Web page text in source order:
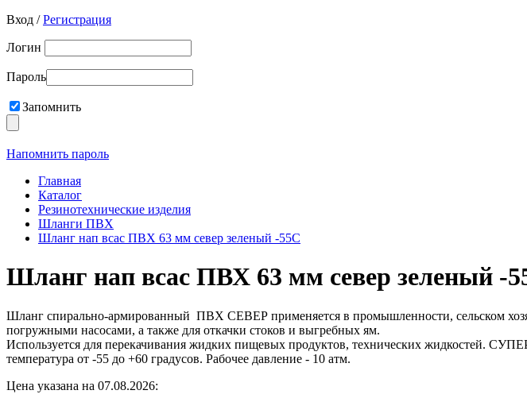
Вход /Регистрация
Логин
Пароль
Запомнить
Напомнить пароль
Главная
Каталог
Резинотехнические изделия
Шланги ПВХ
Шланг нап всас ПВХ 63 мм север зеленый -55С
Шланг нап всас ПВХ 63 мм север зеленый -
Шланг спирально-армированный ПВХ СЕВЕР применяется в промышленности, сельском
погружными насосами, а также для откачки стоков и выгребных ям.
Используется для перекачивания жидких пищевых продуктов, технических жидкостей.
температура от -55 до +60 градусов. Рабочее давление - 10 атм.
Цена указана на 07.08.2026: